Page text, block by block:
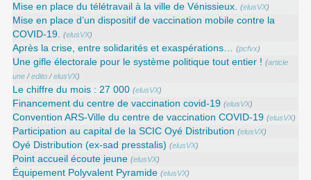
Mise en place du télétravail à la ville de Vénissieux. (elusVX)
Mise en place d’un dispositif de vaccination mobile contre la
COVID-19.
(elusVX)
Après la crise, entre solidarités et exaspérations… (pcfvx)
Une gifle électorale pour le système politique tout entier ! (article
une /edito /elusVX)
Le chiffre du mois : 27 000 (elusVX)
Financement du centre de vaccination covid-19 (elusVX)
Convention ARS‑Ville du centre de vaccination COVID‑19 (elusVX)
Participation au capital de la SCIC Oyé Distribution (elusVX)
Oyé Distribution (ex-sad presstalis) (elusVX)
Point accueil écoute jeune (elusVX)
Équipement Polyvalent Pyramide (elusVX)